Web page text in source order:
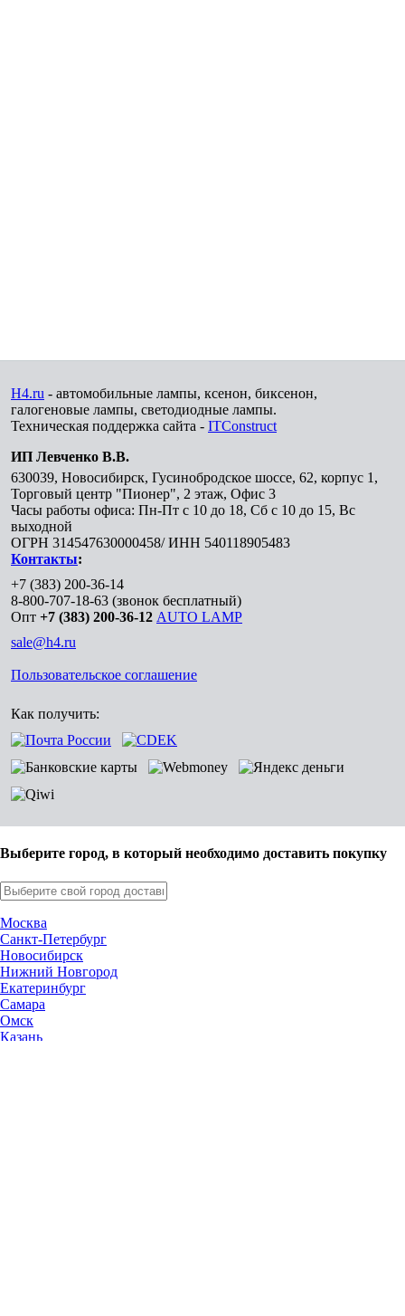
H4.ru - автомобильные лампы, ксенон, биксенон,
галогеновые лампы, светодиодные лампы.
Техническая поддержка сайта - ITConstruct
ИП Левченко В.В.
630039, Новосибирск, Гусинобродское шоссе, 62, корпус 1,
Торговый центр "Пионер", 2 этаж, Офис 3
Часы работы офиса: Пн-Пт с 10 до 18, Сб с 10 до 15, Вс
выходной
ОГРН 314547630000458/ ИНН 540118905483
Контакты:
+7 (383) 200-36-14
8-800-707-18-63 (звонок бесплатный)
Опт +7 (383) 200-36-12 AUTO LAMP
sale@h4.ru
Пользовательское соглашение
Как получить:
Выберите город, в который необходимо доставить покупку
Москва
Санкт-Петербург
Новосибирск
Нижний Новгород
Екатеринбург
Самара
Омск
Казань